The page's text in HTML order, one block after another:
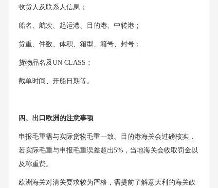
收货人及联系人信息；
船名、航次、起运港、目的港、中转港；
货重、件数、体积、箱型、箱号、封号；
货物品名及UN CLASS；
截单时间、开船日期等。
四、出口欧洲的注意事项
申报毛重需与实际货物毛重一致。目的港海关会过磅核实，
若实际毛重与申报毛重误差超出5%，当地海关会收取罚金以
及称重费。
欧洲海关对清关要求较为严格，需提前了解意大利的海关政